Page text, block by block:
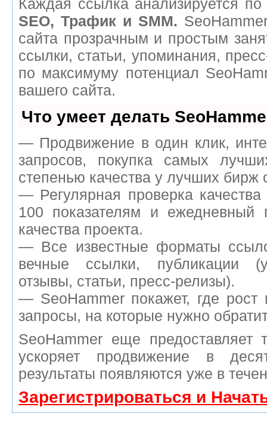
Каждая ссылка анализируется
SEO, Трафик и SMM.
сайта прозрачным и простым
ссылки, статьи, упоминания,
по максимуму потенциал
вашего сайта.
Что умеет делать
— Продвижение в один клик,
запросов, покупка самых
степенью качества у лучших бирж
— Регулярная проверка
100 показателям и ежедневный
качества проекта.
— Все известные форматы
вечные ссылки, публикации
отзывы, статьи, пресс-релизы).
— SeoHammer покажет, где
запросы, на которые нужно
SeoHammer еще предоставляет
ускоряет продвижение в
результаты появляются уже в
Зарегистрироваться и